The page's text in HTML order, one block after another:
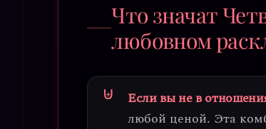
Что значат
любовном
Если вы не в
любой ценой. Эта